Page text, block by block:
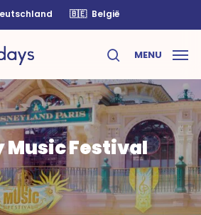
🇧🇪 België
search
MENU
Music Festival